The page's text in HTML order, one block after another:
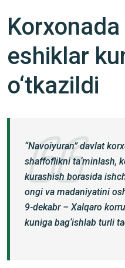
Korxonada
eshiklar
o‘tkazildi
“Navoiyuran” davlat
shaffoflikni taʼminlash,
kurashish borasida
ongi va madaniyatini
9-dekabr – Xalqaro
kuniga bag‘ishlab turli